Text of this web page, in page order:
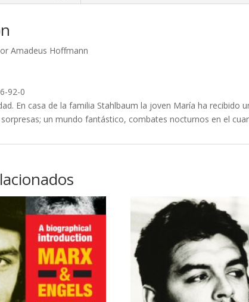
Amadeus Hoffmann
92-0
En casa de la familia Stahlbaum la joven María ha
un mundo fantástico, combates nocturnos en el